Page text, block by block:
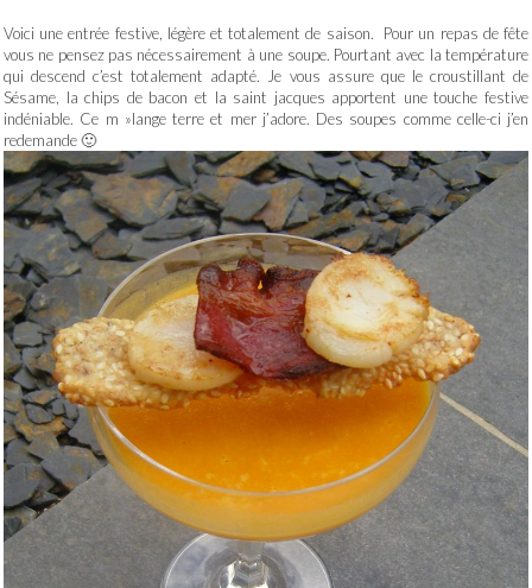
Voici une entrée festive, légère et totalement de saison. Pour un repas de fête
vous ne pensez pas nécessairement à une soupe. Pourtant avec la température
qui descend c’est totalement adapté. Je vous assure que le croustillant de
Sésame, la chips de bacon et la saint jacques apportent une touche festive
indéniable. Ce m »lange terre et mer j’adore. Des soupes comme celle-ci j’en
redemande 🙂